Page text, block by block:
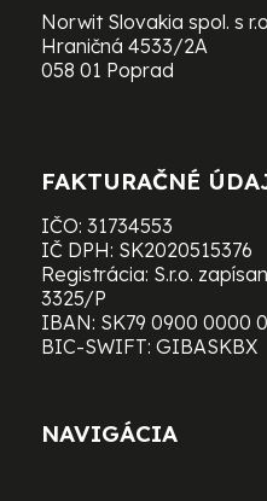
Norwit Slovakia spol. s
Hraničná 4533/2A
058 01 Poprad
FAKTURAČNÉ
IČO: 31734553
IČ DPH: SK2020515376
Registrácia: S.r.o.
3325/P
IBAN: SK79 0900 0000
BIC-SWIFT: GIBASKBX
NAVIGÁCIA